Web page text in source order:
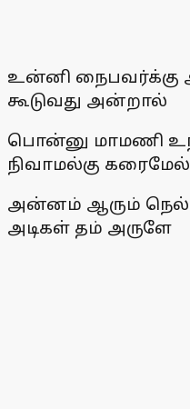
உன்னி
கூடுவது அன்றால்
பொன்னு மாமணி
நிவாமல்கு கரைமேல்
அன்னம் ஆரும்
அடிகள் தம் அருளே